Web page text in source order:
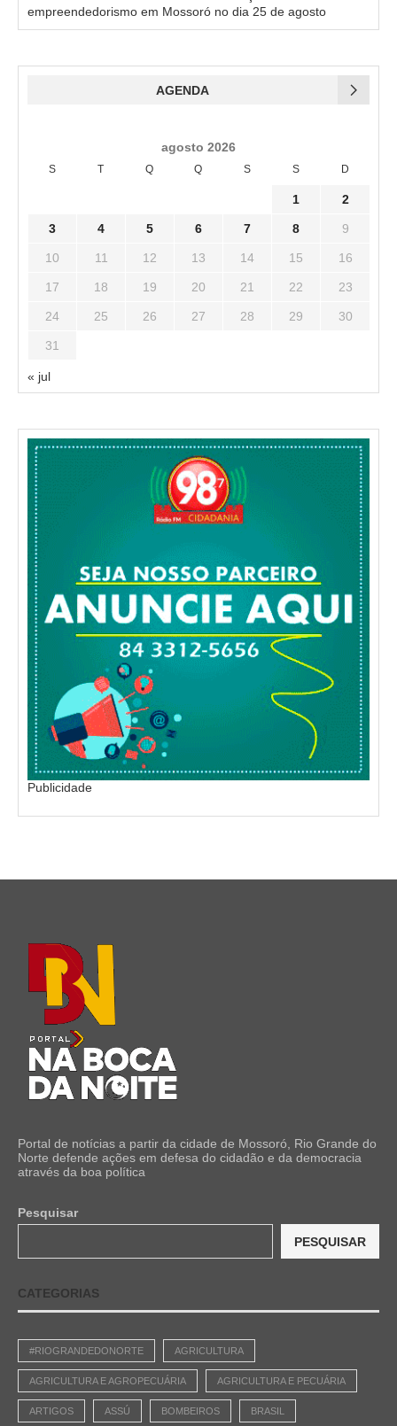
empreendedorismo em Mossoró no dia 25 de agosto
AGENDA
agosto 2026
S T Q Q S S D
1 2
3 4 5 6 7 8 9
10 11 12 13 14 15 16
17 18 19 20 21 22 23
24 25 26 27 28 29 30
31
« jul
Publicidade
Portal de notícias a partir da cidade de Mossoró, Rio Grande do
Norte defende ações em defesa do cidadão e da democracia
através da boa política
Pesquisar
PESQUISAR
CATEGORIAS
#RIOGRANDEDONORTE AGRICULTURA
AGRICULTURA E AGROPECUÁRIA AGRICULTURA E PECUÁRIA
ARTIGOS ASSÚ BOMBEIROS BRASIL